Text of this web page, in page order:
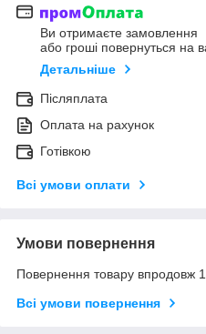
Ви отримаєте замовлення
або гроші повернуться на
Детальніше
Післяплата
Оплата на рахунок
Готівкою
Всі умови оплати
Умови повернення
Повернення товару впродовж
Всі умови повернення